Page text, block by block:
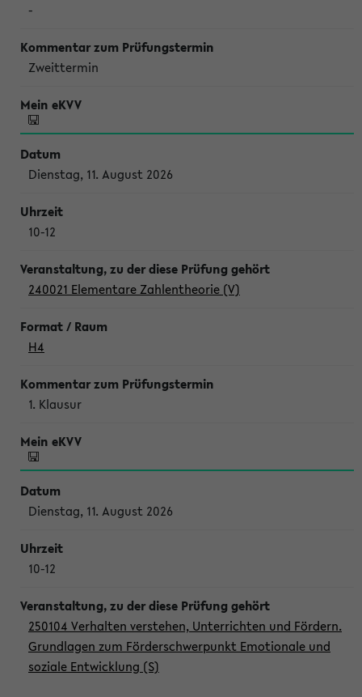
-
Zweittermin
Dienstag, 11. August 2026
10-12
240021 Elementare Zahlentheorie (V)
H4
1. Klausur
Dienstag, 11. August 2026
10-12
250104 Verhalten verstehen, Unterrichten und Fördern.
Grundlagen zum Förderschwerpunkt Emotionale und
soziale Entwicklung (S)